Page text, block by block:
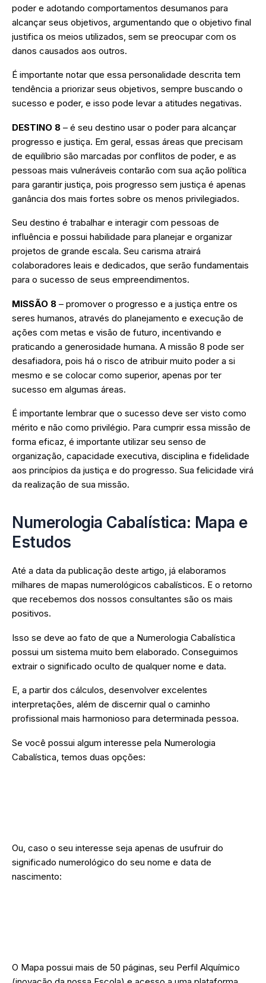
poder e adotando comportamentos desumanos para
alcançar seus objetivos, argumentando que o objetivo final
justifica os meios utilizados, sem se preocupar com os
danos causados aos outros.
É importante notar que essa personalidade descrita tem
tendência a priorizar seus objetivos, sempre buscando o
sucesso e poder, e isso pode levar a atitudes negativas.
DESTINO 8 – é seu destino usar o poder para alcançar
progresso e justiça. Em geral, essas áreas que precisam
de equilíbrio são marcadas por conflitos de poder, e as
pessoas mais vulneráveis contarão com sua ação política
para garantir justiça, pois progresso sem justiça é apenas
ganância dos mais fortes sobre os menos privilegiados.
Seu destino é trabalhar e interagir com pessoas de
influência e possui habilidade para planejar e organizar
projetos de grande escala. Seu carisma atrairá
colaboradores leais e dedicados, que serão fundamentais
para o sucesso de seus empreendimentos.
MISSÃO 8 – promover o progresso e a justiça entre os
seres humanos, através do planejamento e execução de
ações com metas e visão de futuro, incentivando e
praticando a generosidade humana. A missão 8 pode ser
desafiadora, pois há o risco de atribuir muito poder a si
mesmo e se colocar como superior, apenas por ter
sucesso em algumas áreas.
É importante lembrar que o sucesso deve ser visto como
mérito e não como privilégio. Para cumprir essa missão de
forma eficaz, é importante utilizar seu senso de
organização, capacidade executiva, disciplina e fidelidade
aos princípios da justiça e do progresso. Sua felicidade virá
da realização de sua missão.
Numerologia Cabalística: Mapa e
Estudos
Até a data da publicação deste artigo, já elaboramos
milhares de mapas numerológicos cabalísticos. E o retorno
que recebemos dos nossos consultantes são os mais
positivos.
Isso se deve ao fato de que a Numerologia Cabalística
possui um sistema muito bem elaborado. Conseguimos
extrair o significado oculto de qualquer nome e data.
E, a partir dos cálculos, desenvolver excelentes
interpretações, além de discernir qual o caminho
profissional mais harmonioso para determinada pessoa.
Se você possui algum interesse pela Numerologia
Cabalística, temos duas opções:
Ou, caso o seu interesse seja apenas de usufruir do
significado numerológico do seu nome e data de
nascimento:
O Mapa possui mais de 50 páginas, seu Perfil Alquímico